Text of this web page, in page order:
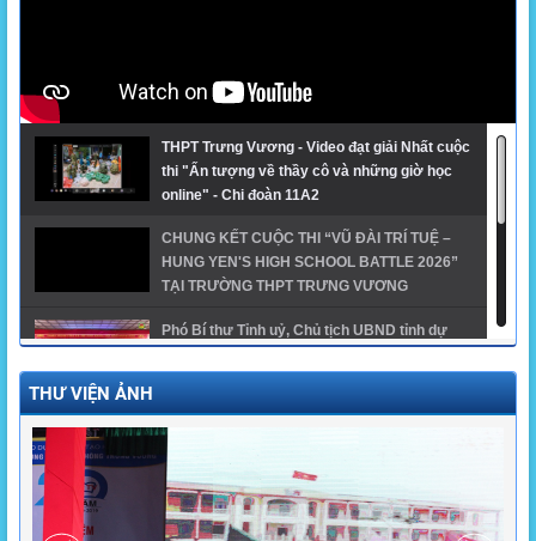
THPT Trưng Vương - Video đạt giải Nhất cuộc
thi "Ấn tượng về thầy cô và những giờ học
online" - Chi đoàn 11A2
CHUNG KẾT CUỘC THI “VŨ ĐÀI TRÍ TUỆ –
HUNG YEN'S HIGH SCHOOL BATTLE 2026”
TẠI TRƯỜNG THPT TRƯNG VƯƠNG
Phó Bí thư Tỉnh uỷ, Chủ tịch UBND tỉnh dự
Trưng Vương
2024 - THPT Trưng Vương
Trường THPT Trưng Vương có 1 thủ khoa, 1 á
THƯ VIỆN ẢNH